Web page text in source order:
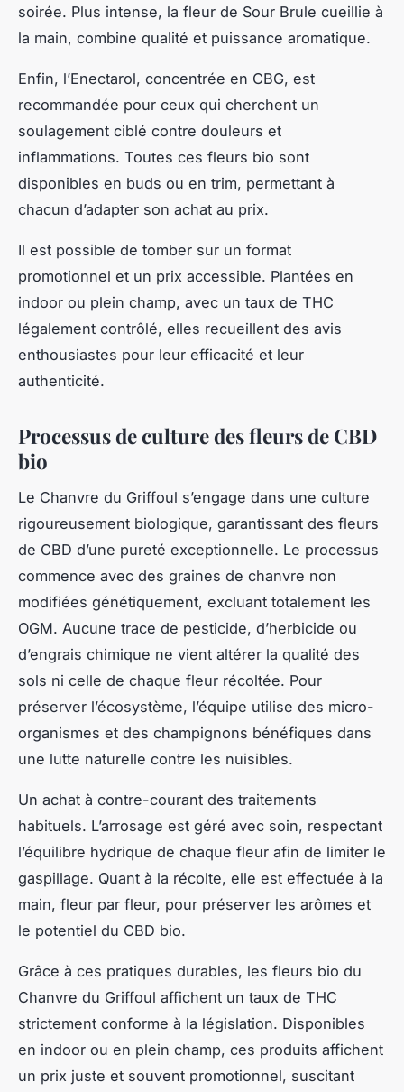
soirée. Plus intense, la fleur de Sour Brule cueillie à
la main, combine qualité et puissance aromatique.
Enfin, l’Enectarol, concentrée en CBG, est
recommandée pour ceux qui cherchent un
soulagement ciblé contre douleurs et
inflammations. Toutes ces fleurs bio sont
disponibles en buds ou en trim, permettant à
chacun d’adapter son achat au prix.
Il est possible de tomber sur un format
promotionnel et un prix accessible. Plantées en
indoor ou plein champ, avec un taux de THC
légalement contrôlé, elles recueillent des avis
enthousiastes pour leur efficacité et leur
authenticité.
Processus de culture des fleurs de CBD
bio
Le Chanvre du Griffoul s’engage dans une culture
rigoureusement biologique, garantissant des fleurs
de CBD d’une pureté exceptionnelle. Le processus
commence avec des graines de chanvre non
modifiées génétiquement, excluant totalement les
OGM. Aucune trace de pesticide, d’herbicide ou
d’engrais chimique ne vient altérer la qualité des
sols ni celle de chaque fleur récoltée. Pour
préserver l’écosystème, l’équipe utilise des micro-
organismes et des champignons bénéfiques dans
une lutte naturelle contre les nuisibles.
Un achat à contre-courant des traitements
habituels. L’arrosage est géré avec soin, respectant
l’équilibre hydrique de chaque fleur afin de limiter le
gaspillage. Quant à la récolte, elle est effectuée à la
main, fleur par fleur, pour préserver les arômes et
le potentiel du CBD bio.
Grâce à ces pratiques durables, les fleurs bio du
Chanvre du Griffoul affichent un taux de THC
strictement conforme à la législation. Disponibles
en indoor ou en plein champ, ces produits affichent
un prix juste et souvent promotionnel, suscitant